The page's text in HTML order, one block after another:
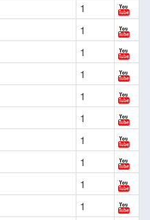
1
1
1
1
1
1
1
1
1
1